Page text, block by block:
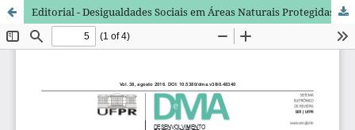
Editorial - Desigualdades Sociais em Áreas Naturais Protegidas: Uma Perspectiva Internacional